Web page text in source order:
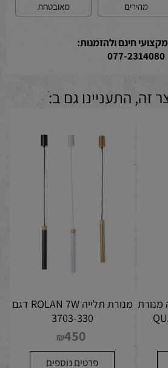
מהירים
מאובטחת
מקצועי חינם ולהזמנות:
077-2314080
זה, התעניינו גם ב:
מנורת
מנורת תלייה ROLAN 7W דגם
3703-330
₪450
פרטים נוספים